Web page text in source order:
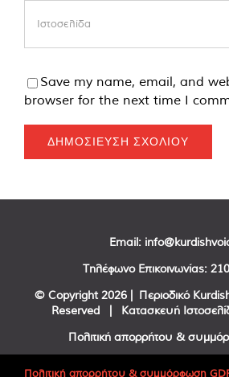
Save my name, email, and
browser for the next time I
Email:
Τηλέφωνο Επικοινωνίας:
© Copyright 2026 | Περιοδικό
Reserved | Κατασκευή
Πολιτική απορρήτου &
Πολιτική απορρήτου & συμμόρφωση